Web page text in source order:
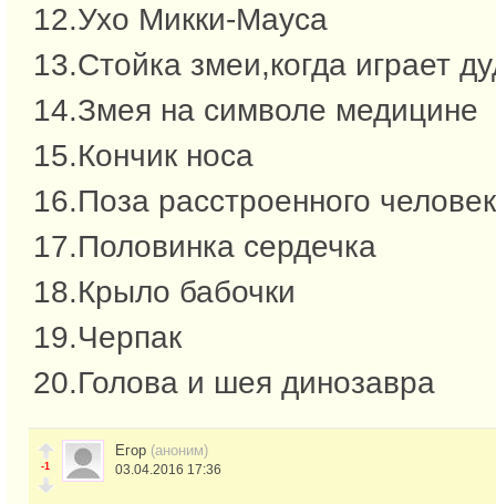
12.Ухо Микки-Мауса
13.Стойка змеи,когда играет
14.Змея на символе медицине
15.Кончик носа
16.Поза расстроенного
17.Половинка сердечка
18.Крыло бабочки
19.Черпак
20.Голова и шея динозавра
-1
Егор (аноним)
03.04.2016 17:36